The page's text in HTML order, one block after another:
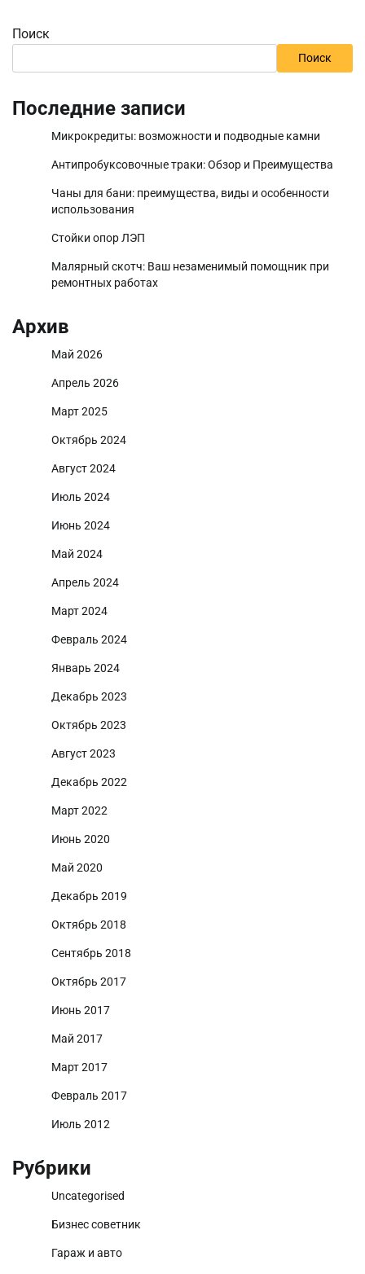
Поиск
Поиск
Последние записи
Микрокредиты: возможности и подводные камни
Антипробуксовочные траки: Обзор и Преимущества
Чаны для бани: преимущества, виды и особенности
использования
Стойки опор ЛЭП
Малярный скотч: Ваш незаменимый помощник при
ремонтных работах
Архив
Май 2026
Апрель 2026
Март 2025
Октябрь 2024
Август 2024
Июль 2024
Июнь 2024
Май 2024
Апрель 2024
Март 2024
Февраль 2024
Январь 2024
Декабрь 2023
Октябрь 2023
Август 2023
Декабрь 2022
Март 2022
Июнь 2020
Май 2020
Декабрь 2019
Октябрь 2018
Сентябрь 2018
Октябрь 2017
Июнь 2017
Май 2017
Март 2017
Февраль 2017
Июль 2012
Рубрики
Uncategorised
Бизнес советник
Гараж и авто